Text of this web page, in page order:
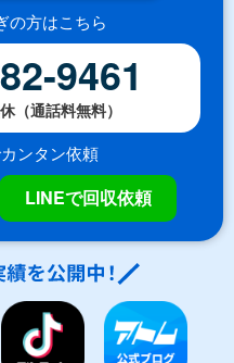
の方はこちら
9461
（通話料無料）
ンタン依頼
LINEで回収依頼